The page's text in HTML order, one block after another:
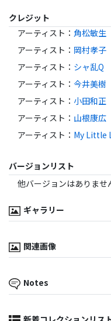
クレジット
アーティスト ： 角松敏生
アーティスト ： 岡村孝子
アーティスト ： シャ乱Q
アーティスト ： 今井美樹
アーティスト ： 小田和正
アーティスト ： 山根康広
アーティスト ： My Little
バージョンリスト
他バージョンはありませ
ギャラリー
関連画像
Notes